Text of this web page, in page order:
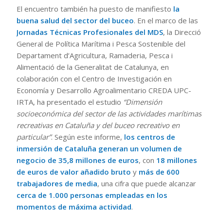
El encuentro también ha puesto de manifiesto la
buena salud del sector del buceo. En el marco de las
Jornadas Técnicas Profesionales del MDS, la Direcció
General de Política Marítima i Pesca Sostenible del
Departament d’Agricultura, Ramaderia, Pesca i
Alimentació de la Generalitat de Catalunya, en
colaboración con el Centro de Investigación en
Economía y Desarrollo Agroalimentario CREDA UPC-
IRTA, ha presentado el estudio “Dimensión
socioeconómica del sector de las actividades marítimas
recreativas en Cataluña y del buceo recreativo en
particular”. Según este informe, los centros de
inmersión de Cataluña generan un volumen de
negocio de 35,8 millones de euros, con 18 millones
de euros de valor añadido bruto y más de 600
trabajadores de media, una cifra que puede alcanzar
cerca de 1.000 personas empleadas en los
momentos de máxima actividad.